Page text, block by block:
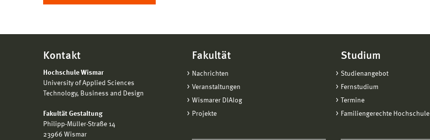
Kontakt
Hochschule Wismar
University of Applied Sciences
Technology, Business and Design
Fakultät Gestaltung
Philipp-Müller-Straße 14
23966 Wismar
Fakultät
Nachrichten
Veranstaltungen
Wismarer DIAlog
Projekte
Studium
Studienangebot
Fernstudium
Termine
Familiengerechte Hochschule